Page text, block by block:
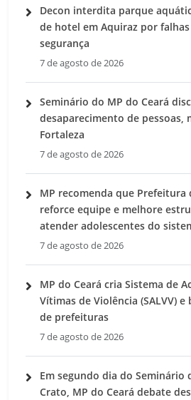
Decon interdita parque
de hotel em Aquiraz por
segurança
7 de agosto de 2026
Seminário do MP do Ceará
desaparecimento de pessoas,
Fortaleza
7 de agosto de 2026
MP recomenda que Prefeitura
reforce equipe e melhore
atender adolescentes do
7 de agosto de 2026
MP do Ceará cria Sistema de
Vítimas de Violência (SALVV)
de prefeituras
7 de agosto de 2026
Em segundo dia do Seminário
Crato, MP do Ceará debate